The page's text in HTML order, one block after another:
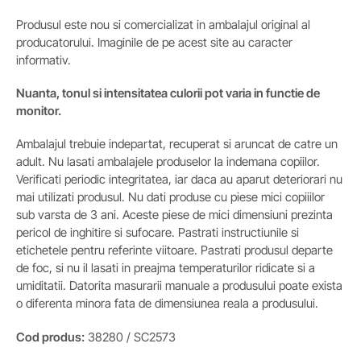
Produsul este nou si comercializat in ambalajul original al
producatorului. Imaginile de pe acest site au caracter
informativ.
Nuanta, tonul si intensitatea culorii pot varia in functie de
monitor.
Ambalajul trebuie indepartat, recuperat si aruncat de catre un
adult. Nu lasati ambalajele produselor la indemana copiilor.
Verificati periodic integritatea, iar daca au aparut deteriorari nu
mai utilizati produsul. Nu dati produse cu piese mici copiiilor
sub varsta de 3 ani. Aceste piese de mici dimensiuni prezinta
pericol de inghitire si sufocare. Pastrati instructiunile si
etichetele pentru referinte viitoare. Pastrati produsul departe
de foc, si nu il lasati in preajma temperaturilor ridicate si a
umiditatii. Datorita masurarii manuale a produsului poate exista
o diferenta minora fata de dimensiunea reala a produsului.
Cod produs: 38280 / SC2573